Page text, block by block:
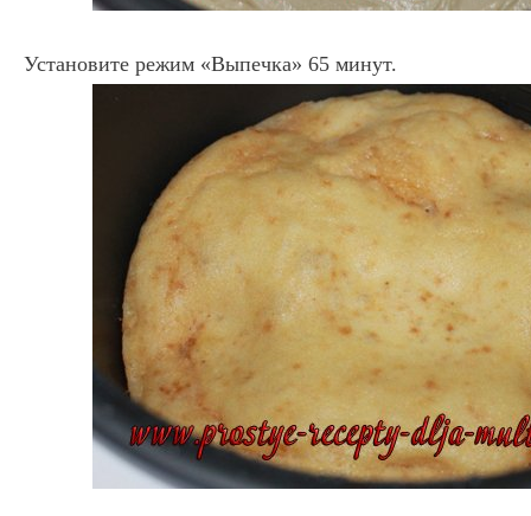
Установите режим «Выпечка» 65 минут.